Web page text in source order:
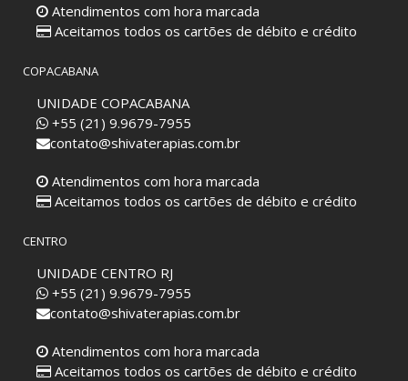
Atendimentos com hora marcada
Aceitamos todos os cartões de débito e crédito
COPACABANA
UNIDADE COPACABANA
+55 (21) 9.9679-7955
contato@shivaterapias.com.br
Atendimentos com hora marcada
Aceitamos todos os cartões de débito e crédito
CENTRO
UNIDADE CENTRO RJ
+55 (21) 9.9679-7955
contato@shivaterapias.com.br
Atendimentos com hora marcada
Aceitamos todos os cartões de débito e crédito